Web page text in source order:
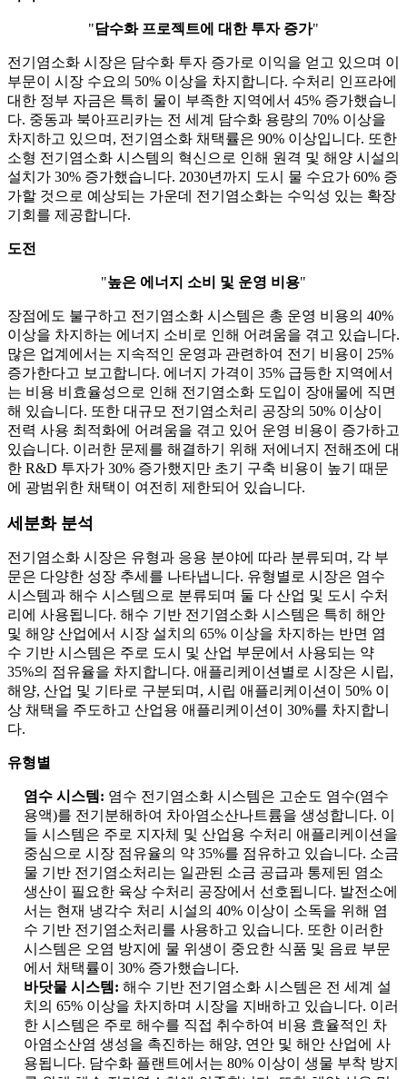
"담수화 프로젝트에 대한 투자 증가"
전기염소화 시장은 담수화 투자 증가로 이익을 얻고 있으며 이
부문이 시장 수요의 50% 이상을 차지합니다. 수처리 인프라에
대한 정부 자금은 특히 물이 부족한 지역에서 45% 증가했습니
다. 중동과 북아프리카는 전 세계 담수화 용량의 70% 이상을
차지하고 있으며, 전기염소화 채택률은 90% 이상입니다. 또한
소형 전기염소화 시스템의 혁신으로 인해 원격 및 해양 시설의
설치가 30% 증가했습니다. 2030년까지 도시 물 수요가 60% 증
가할 것으로 예상되는 가운데 전기염소화는 수익성 있는 확장
기회를 제공합니다.
도전
"높은 에너지 소비 및 운영 비용"
장점에도 불구하고 전기염소화 시스템은 총 운영 비용의 40%
이상을 차지하는 에너지 소비로 인해 어려움을 겪고 있습니다.
많은 업계에서는 지속적인 운영과 관련하여 전기 비용이 25%
증가한다고 보고합니다. 에너지 가격이 35% 급등한 지역에서
는 비용 비효율성으로 인해 전기염소화 도입이 장애물에 직면
해 있습니다. 또한 대규모 전기염소처리 공장의 50% 이상이
전력 사용 최적화에 어려움을 겪고 있어 운영 비용이 증가하고
있습니다. 이러한 문제를 해결하기 위해 저에너지 전해조에 대
한 R&D 투자가 30% 증가했지만 초기 구축 비용이 높기 때문
에 광범위한 채택이 여전히 제한되어 있습니다.
세분화 분석
전기염소화 시장은 유형과 응용 분야에 따라 분류되며, 각 부
문은 다양한 성장 추세를 나타냅니다. 유형별로 시장은 염수
시스템과 해수 시스템으로 분류되며 둘 다 산업 및 도시 수처
리에 사용됩니다. 해수 기반 전기염소화 시스템은 특히 해안
및 해양 산업에서 시장 설치의 65% 이상을 차지하는 반면 염
수 기반 시스템은 주로 도시 및 산업 부문에서 사용되는 약
35%의 점유율을 차지합니다. 애플리케이션별로 시장은 시립,
해양, 산업 및 기타로 구분되며, 시립 애플리케이션이 50% 이
상 채택을 주도하고 산업용 애플리케이션이 30%를 차지합니
다.
유형별
염수 시스템: 염수 전기염소화 시스템은 고순도 염수(염수
용액)를 전기분해하여 차아염소산나트륨을 생성합니다. 이
들 시스템은 주로 지자체 및 산업용 수처리 애플리케이션을
중심으로 시장 점유율의 약 35%를 점유하고 있습니다. 소금
물 기반 전기염소처리는 일관된 소금 공급과 통제된 염소
생산이 필요한 육상 수처리 공장에서 선호됩니다. 발전소에
서는 현재 냉각수 처리 시설의 40% 이상이 소독을 위해 염
수 기반 전기염소처리를 사용하고 있습니다. 또한 이러한
시스템은 오염 방지에 물 위생이 중요한 식품 및 음료 부문
에서 채택률이 30% 증가했습니다.
바닷물 시스템: 해수 기반 전기염소화 시스템은 전 세계 설
치의 65% 이상을 차지하며 시장을 지배하고 있습니다. 이러
한 시스템은 주로 해수를 직접 취수하여 비용 효율적인 차
아염소산염 생성을 촉진하는 해양, 연안 및 해안 산업에 사
용됩니다. 담수화 플랜트에서는 80% 이상이 생물 부착 방지